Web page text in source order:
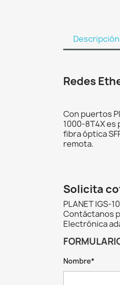
Descripción
Redes
Con puertos
1000-8T4X
fibra óptica
remota.
Solicita
PLANET IGS-
Contáctanos
Electrónica
Nombre*